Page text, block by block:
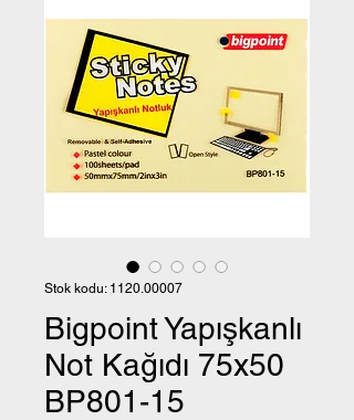
Stok kodu: 1120.00007
Bigpoint Yapışkanlı
Not Kağıdı 75x50
BP801-15